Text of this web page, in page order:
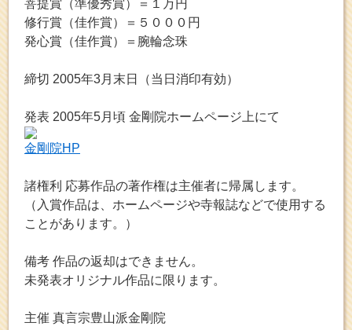
菩提賞（準優秀賞）＝１万円
修行賞（佳作賞）＝５０００円
発心賞（佳作賞）＝腕輪念珠
締切 2005年3月末日（当日消印有効）
発表 2005年5月頃 金剛院ホームページ上にて
金剛院HP
諸権利 応募作品の著作権は主催者に帰属します。
（入賞作品は、ホームページや寺報誌などで使用する
ことがあります。）
備考 作品の返却はできません。
未発表オリジナル作品に限ります。
主催 真言宗豊山派金剛院